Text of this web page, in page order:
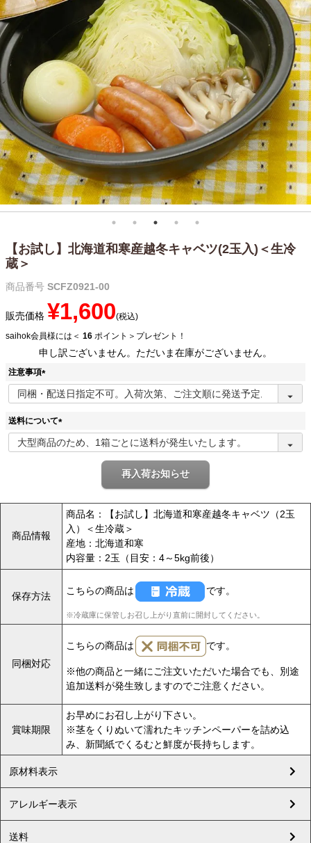
【お試し】北海道和寒産越冬キャベツ(2玉入)＜生冷
蔵＞
商品番号 SCFZ0921-00
販売価格 ¥1,600 税込
saihok会員様には＜ 16 ポイント＞プレゼント！
申し訳ございません。ただいま在庫がございません。
注意事項
(
必
)
送料について
(
必
再入荷お知らせ
商品情報
商品名：【お試し】北海道和寒産越冬キャベツ（2玉
入）＜生冷蔵＞
産地：北海道和寒
内容量：2玉（目安：4～5kg前後）
保存方法
こちらの商品は です。
※冷蔵庫に保管しお召し上がり直前に開封してください。
同梱対応
こちらの商品は です。
※他の商品と一緒にご注文いただいた場合でも、別途
追加送料が発生致しますのでご注意ください。
賞味期限
お早めにお召し上がり下さい。
※茎をくりぬいて濡れたキッチンペーパーを詰め込
み、新聞紙でくるむと鮮度が長持ちします。
原材料表示
アレルギー表示
送料